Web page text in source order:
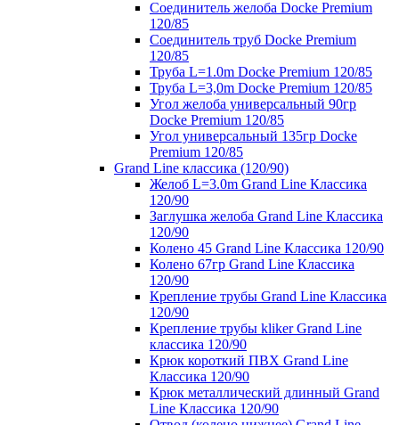
Соединитель желоба Docke Premium
120/85
Соединитель труб Docke Premium
120/85
Труба L=1.0m Docke Premium 120/85
Труба L=3,0m Docke Premium 120/85
Угол желоба универсальный 90гр
Docke Premium 120/85
Угол универсальный 135гр Docke
Premium 120/85
Grand Line классика (120/90)
Желоб L=3.0m Grand Line Классика
120/90
Заглушка желоба Grand Line Классика
120/90
Колено 45 Grand Line Классика 120/90
Колено 67гр Grand Line Классика
120/90
Крепление трубы Grand Line Классика
120/90
Крепление трубы kliker Grand Line
классика 120/90
Крюк короткий ПВХ Grand Line
Классика 120/90
Крюк металлический длинный Grand
Line Классика 120/90